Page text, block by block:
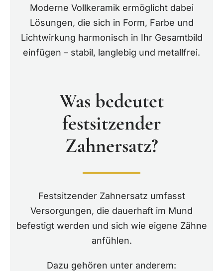
Moderne Vollkeramik ermöglicht dabei
Lösungen, die sich in Form, Farbe und
Lichtwirkung harmonisch in Ihr Gesamtbild
einfügen – stabil, langlebig und metallfrei.
Was bedeutet
festsitzender
Zahnersatz?
Festsitzender Zahnersatz umfasst
Versorgungen, die dauerhaft im Mund
befestigt werden und sich wie eigene Zähne
anfühlen.
Dazu gehören unter anderem: